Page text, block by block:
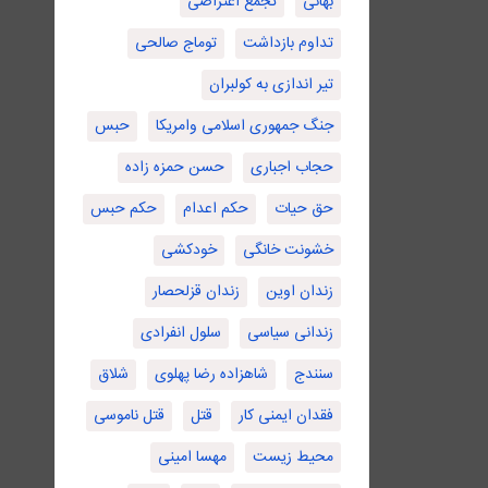
تداوم بازداشت
توماج صالحی
تیر اندازی به کولبران
جنگ جمهوری اسلامی وامریکا
حبس
حجاب اجباری
حسن حمزه زاده
حق حیات
حکم اعدام
حکم حبس
خشونت خانگی
خودکشی
زندان اوین
زندان قزلحصار
زندانی سیاسی
سلول انفرادی
سنندج
شاهزاده رضا پهلوی
شلاق
فقدان ایمنی کار
قتل
قتل ناموسی
محیط زیست
مهسا امینی